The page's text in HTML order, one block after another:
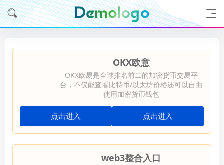
OKX欧意
OKX欧易是全球排名前二的加密货币交易平
台，不仅能查看比特币/以太坊价格还可以自由
使用加密货币钱包
点击进入 点击进入
web3整合入口